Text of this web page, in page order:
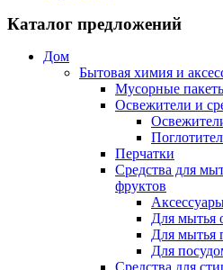
Каталог предложений
Дом
Бытовая химия и
Мусорные
Освежители и
Перчатки
Средства для
фруктов
Для мытья
Для мытья
Для
Средства для